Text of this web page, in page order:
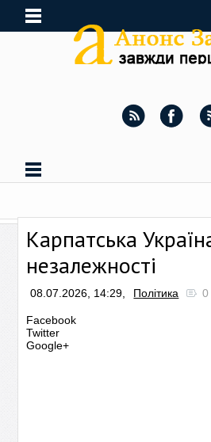
Карпатська
незалежності
08.07.2026, 14:29, Політика 0
Facebook
Twitter
Google+